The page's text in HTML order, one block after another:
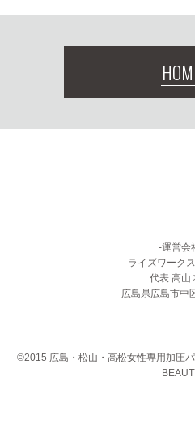
-運営会
ライズワーク
代表 高山
広島県広島市中
©2015 広島・松山・高松女性専用加圧